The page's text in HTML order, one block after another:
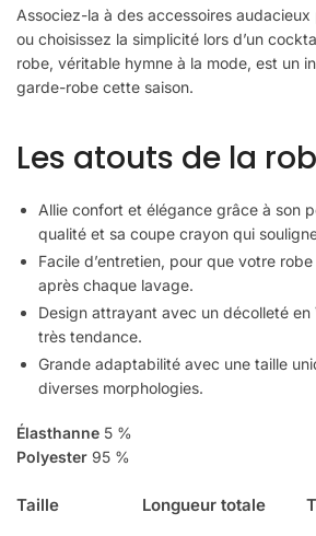
Associez-la à des accessoires
ou choisissez la simplicité lors d’un
robe, véritable hymne à la mode, est un
garde-robe cette saison.
Les atouts de la
Allie confort et élégance grâce à son
qualité et sa coupe crayon qui
Facile d’entretien, pour que votre
après chaque lavage.
Design attrayant avec un décolleté
très tendance.
Grande adaptabilité avec une taille
diverses morphologies.
Élasthanne 5 %
Polyester 95 %
Taille Longueur totale